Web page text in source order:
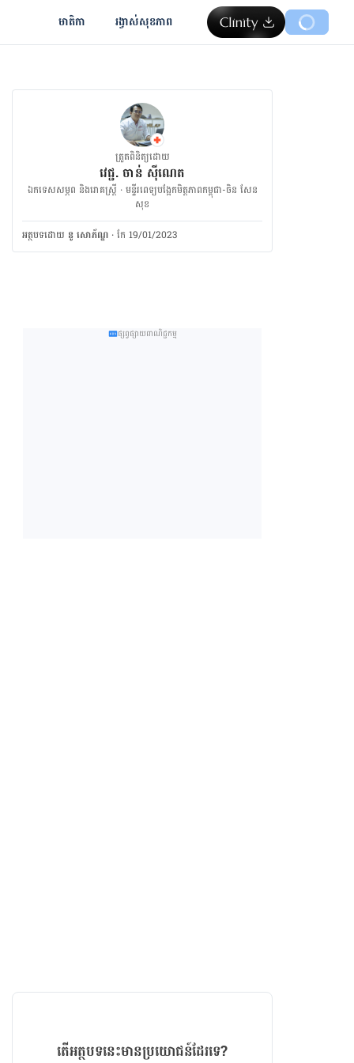
មាតិកា រង្វាស់​សុខភាព
ត្រួតពិនិត្យដោយ
វេជ្ជ. ចាន់ ស៊ីណេត
ឯកទេសសម្ភព និងរោគស្ត្រី · ម​ន្ទីរពេទ្យបង្អែកមិត្តភាពកម្ពុជា-ចិន សែន
សុខ
អត្ថបទ​ដោយ នូ សោភ័ណ្ឌ ·កែ 19/01/2023
ផ្សព្វផ្សាយពាណិជ្ជកម្ម
តើអត្ថបទនេះមានប្រយោជន៍ដែរទេ?